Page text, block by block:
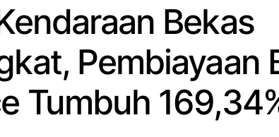
Bekas
Pembiayaan
Tumbuh